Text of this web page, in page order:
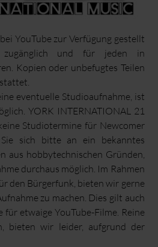
YouTube zur Verfügung gestellt
und für jeden in
Kopien oder unbefugtes Teilen
eventuelle Studioaufnahme, ist
YORK INTERNATIONAL 21
Studiotermine für Newcomer
sich bitte an ein bekanntes
aus hobbytechnischen Gründen,
durchaus möglich. Im Rahmen
den Bürgerfunk, bieten wir gerne
zu machen. Dies gilt auch
etwaige YouTube-Filme. Reine
bieten wir leider, aufgrund der